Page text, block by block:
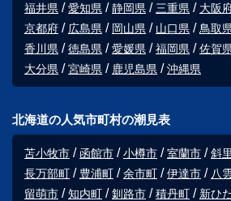
福井県
愛知県 静岡県 三重県 大阪
京都府
広島県 岡山県 山口県 鳥取
香川県
徳島県 愛媛県 福岡県 佐賀
大分県
宮崎県 鹿児島県 沖縄県
北海道の人気市町村の潮見表
苫小牧市 函館市 小樽市 室蘭市 斜
長万部町
豊浦町 余市町 伊達市 八
留萌市
知内町 釧路市 積丹町 新ひ